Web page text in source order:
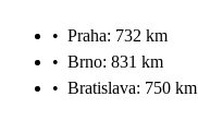
• Praha: 732 km
• Brno: 831 km
• Bratislava: 750 km